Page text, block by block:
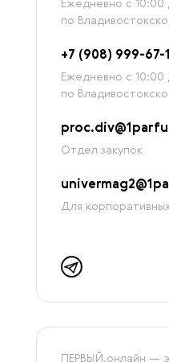
Ежедневно с 10:00
по
+7 (908) 999-67-
Ежедневно с 10:00
по
Отдел закупок
Для корпоративных
ПЕРВЫЙ.онлайн —